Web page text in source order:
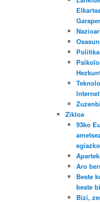
Politika
Internet
Zikloa
93ko
Aro
Beste
beste
Bizi,